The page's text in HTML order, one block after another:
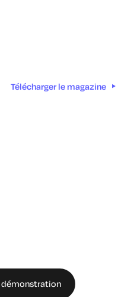
Télécharger le magazine
démonstration